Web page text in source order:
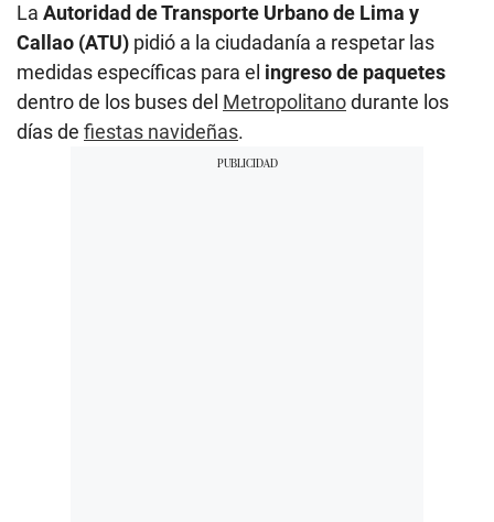
La Autoridad de Transporte Urbano de Lima y
Callao (ATU) pidió a la ciudadanía a respetar las
medidas específicas para el ingreso de paquetes
dentro de los buses del Metropolitanodurante los
días de fiestas navideñas.